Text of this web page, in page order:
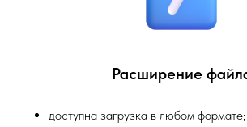
Расширение
доступна загрузка в любом формате;